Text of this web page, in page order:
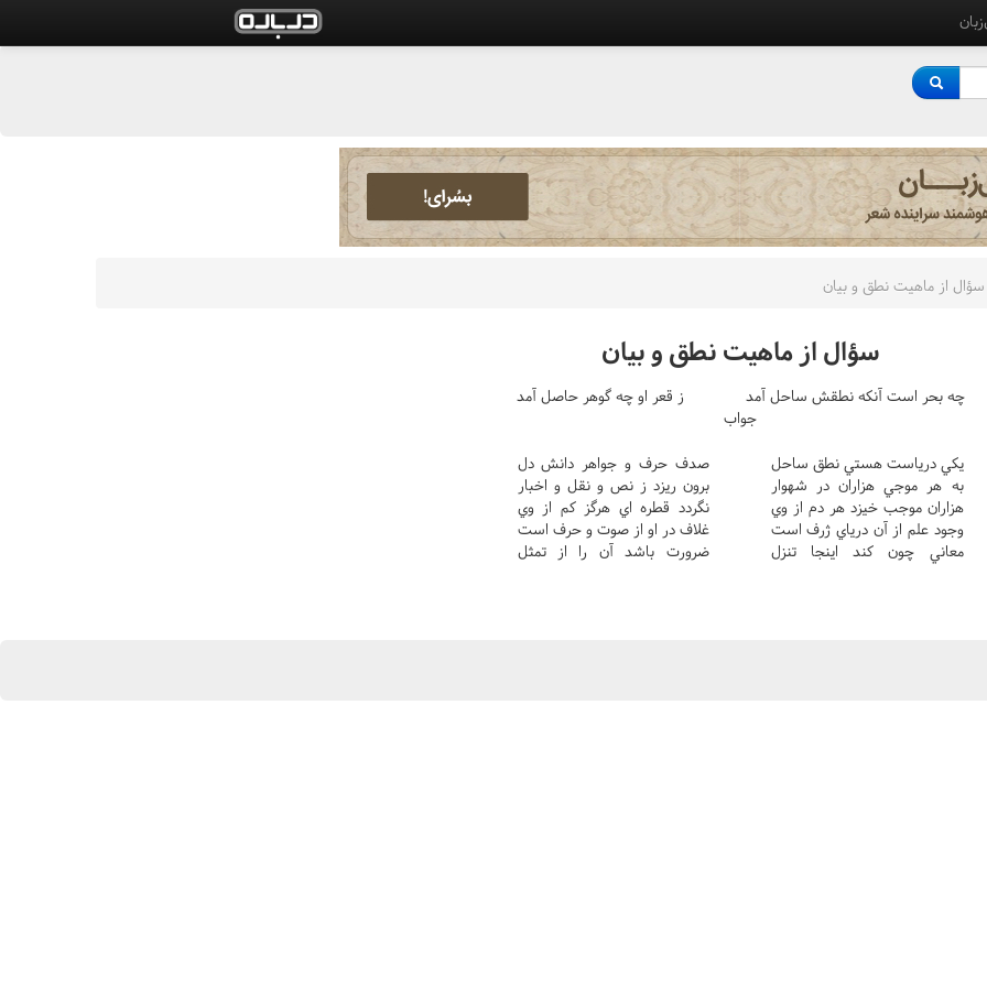
سؤال از ماهيت نطق و بيان
سؤال از ماهيت نطق و بيان
چه بحر است آنکه نطقش ساحل آمد
ز قعر او چه گوهر حاصل آمد
جواب
يکي درياست هستي نطق ساحل
صدف حرف و جواهر دانش دل
به هر موجي هزاران در شهوار
برون ريزد ز نص و نقل و اخبار
هزاران موجب خيزد هر دم از وي
نگردد قطره اي هرگز کم از وي
وجود علم از آن درياي ژرف است
غلاف در او از صوت و حرف است
معاني چون کند اينجا تنزل
ضرورت باشد آن را از تمثل